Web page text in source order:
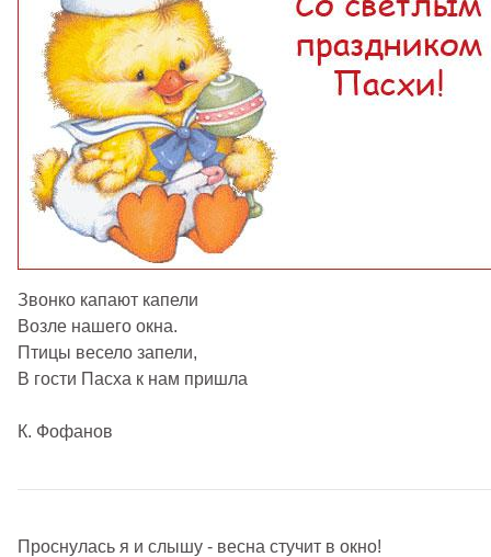
Звонко капают капели
Возле нашего окна.
Птицы весело запели,
В гости Пасха к нам пришла
К. Фофанов
Проснулась я и слышу - весна стучит в окно!